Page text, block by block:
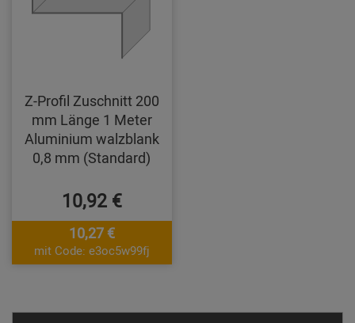
Z-Profil Zuschnitt 200
mm Länge 1 Meter
Aluminium walzblank
0,8 mm (Standard)
10,92 €
10,27 €
mit Code: e3oc5w99fj